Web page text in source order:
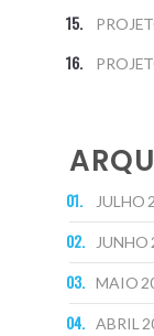
JULHO
JUNHO
MAIO
ABRIL